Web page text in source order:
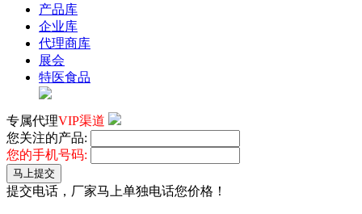
产品库
企业库
代理商库
展会
特医食品
专属代理VIP渠道
您关注的产品:
您的手机号码:
马上提交
提交电话，厂家马上单独电话您价格！